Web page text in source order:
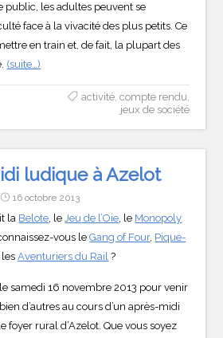
public, les adultes peuvent se
face à la vivacité des plus petits. Ce
en train et, de fait, la plupart des
(suite…)
activité, compte rendu,
jeux de société
ludique à Azelot
16 octobre 2013
la Belote, leJeu de l’Oie, le Monopoly
vous leGang of Four, Pique-
lesAventuriers du Rail ?
samedi 16 novembre 2013 pour venir
d’autres au cours d’un après-midi
foyer rural d’Azelot. Que vous soyez